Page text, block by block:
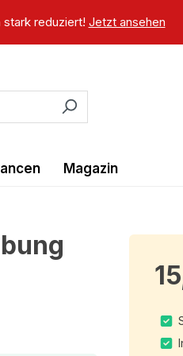
reduziert! Jetzt ansehen
Magazin